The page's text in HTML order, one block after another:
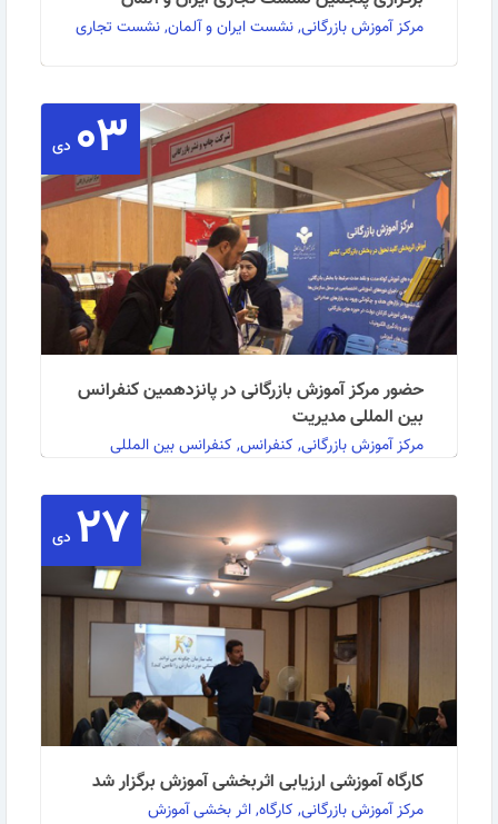
مرکز آموزش بازرگانی, نشست ایران و آلمان, نشست تجاری
به گزارش روابط عمومی مرکز آموزش بازرگانی: پنجمین
نشست تجاری ایران و آلمان امروز شنبه 16 آبان ماه …
ادامه مطلب
۰۳ دی
حضور مرکز آموزش بازرگانی در پانزدهمین کنفرانس
بین المللی مدیریت
مرکز آموزش بازرگانی, کنفرانس, کنفرانس بین المللی
به گزارش روابط عمومی مرکز آموزش بازرگانی:در نمایشگاه
جانبی پانزدهمین کنفرانس بین المللی مدیریت که …
ادامه مطلب
۲۷ دی
کارگاه آموزشی ارزیابی اثربخشی آموزش برگزار شد
مرکز آموزش بازرگانی, کارگاه, اثر بخشی آموزش